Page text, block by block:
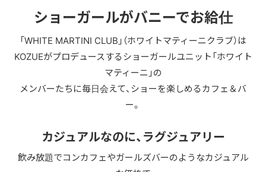
ショーガールがバニーでお給仕
「WHITE MARTINI CLUB」（ホワイトマティーニクラブ）は
KOZUEがプロデュースするショーガールユニット「ホワイト
マティーニ」の
メンバーたちに毎日会えて、ショーを楽しめるカフェ＆バ
ー。
カジュアルなのに、ラグジュアリー
飲み放題でコンカフェやガールズバーのようなカジュアル